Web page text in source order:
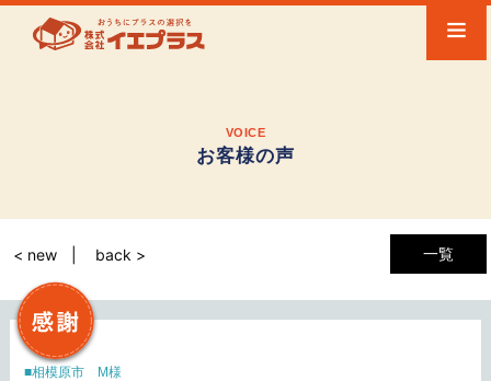
VOICE
お客様の声
一覧
< new back >
相模原市 M様